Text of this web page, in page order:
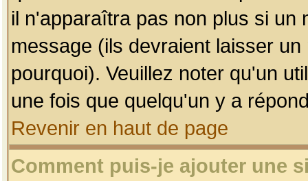
il n'apparaîtra pas non plus si un
message (ils devraient laisser
pourquoi). Veuillez noter qu'un
une fois que quelqu'un y a
Revenir en haut de page
Comment puis-je ajouter une